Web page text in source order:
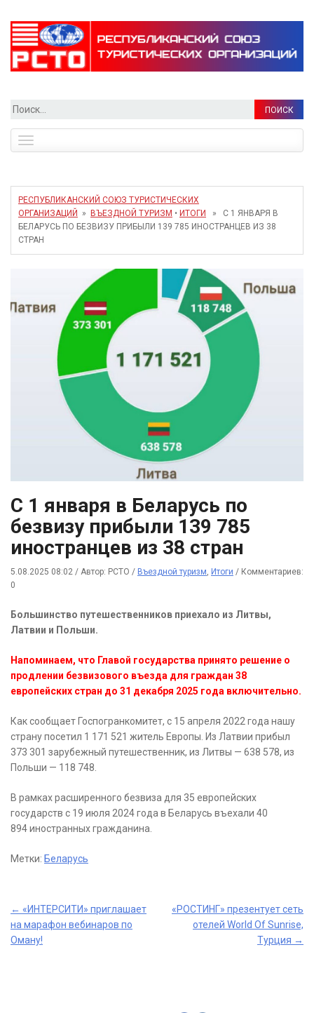
Найти:
navigation
РЕСПУБЛИКАНСКИЙ СОЮЗ ТУРИСТИЧЕСКИХ
ОРГАНИЗАЦИЙ
» ВЪЕЗДНОЙ ТУРИЗМ • ИТОГИ
» С 1 ЯНВАРЯ В
БЕЛАРУСЬ ПО БЕЗВИЗУ ПРИБЫЛИ 139 785 ИНОСТРАНЦЕВ ИЗ 38
СТРАН
С 1 января в Беларусь по
безвизу прибыли 139 785
иностранцев из 38 стран
5.08.2025 08:02 / Автор: РСТО / Въездной туризм, Итоги / Комментариев:
0
Большинство путешественников приехало из Литвы,
Латвии и Польши.
Напоминаем, что Главой государства принято решение о
продлении безвизового въезда для граждан 38
европейских стран до 31 декабря 2025 года включительно.
Как сообщает Госпогранкомитет, с 15 апреля 2022 года нашу
страну посетил 1 171 521 житель Европы. Из Латвии прибыл
373 301 зарубежный путешественник, из Литвы — 638 578, из
Польши — 118 748.
В рамках расширенного безвиза для 35 европейских
государств с 19 июля 2024 года в Беларусь въехали 40
894 иностранных гражданина.
Метки: Беларусь
Post
navigation
← «ИНТЕРСИТИ» приглашает
на марафон вебинаров по
Оману!
«РОСТИНГ» презентует сеть
отелей World Of Sunrise,
Турция →